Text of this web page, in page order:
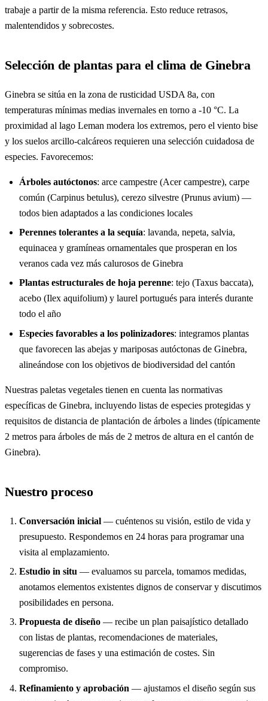
trabaje a partir de la misma referencia. Esto reduce retrasos,
malentendidos y sobrecostes.
Selección de plantas para el clima de Ginebra
Ginebra se sitúa en la zona de rusticidad USDA 8a, con
temperaturas mínimas medias invernales en torno a -10 °C. La
proximidad al lago Leman modera los extremos, pero el viento bise
y los suelos arcillo-calcáreos requieren una selección cuidadosa de
especies. Favorecemos:
Árboles autóctonos: arce campestre (Acer campestre), carpe
común (Carpinus betulus), cerezo silvestre (Prunus avium) —
todos bien adaptados a las condiciones locales
Perennes tolerantes a la sequía: lavanda, nepeta, salvia,
equinacea y gramíneas ornamentales que prosperan en los
veranos cada vez más calurosos de Ginebra
Plantas estructurales de hoja perenne: tejo (Taxus baccata),
acebo (Ilex aquifolium) y laurel portugués para interés durante
todo el año
Especies favorables a los polinizadores: integramos plantas
que favorecen las abejas y mariposas autóctonas de Ginebra,
alineándose con los objetivos de biodiversidad del cantón
Nuestras paletas vegetales tienen en cuenta las normativas
específicas de Ginebra, incluyendo listas de especies protegidas y
requisitos de distancia de plantación de árboles a lindes (típicamente
2 metros para árboles de más de 2 metros de altura en el cantón de
Ginebra).
Nuestro proceso
Conversación inicial — cuéntenos su visión, estilo de vida y
presupuesto. Respondemos en 24 horas para programar una
visita al emplazamiento.
Estudio in situ — evaluamos su parcela, tomamos medidas,
anotamos elementos existentes dignos de conservar y discutimos
posibilidades en persona.
Propuesta de diseño — recibe un plan paisajístico detallado
con listas de plantas, recomendaciones de materiales,
sugerencias de fases y una estimación de costes. Sin
compromiso.
Refinamiento y aprobación — ajustamos el diseño según sus